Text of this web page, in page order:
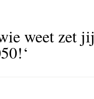
weet zet jij